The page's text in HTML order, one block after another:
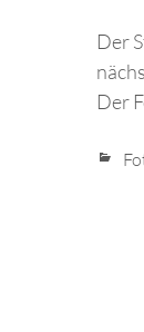
Der
Der